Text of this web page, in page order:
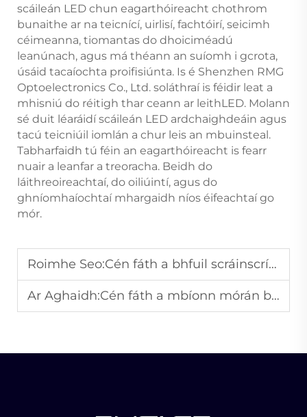
scáileán LED chun eagarthóireacht chothrom
bunaithe ar na teicnící, uirlisí, fachtóirí, seicimh
céimeanna, tiomantas do dhoiciméadú
leanúnach, agus má théann an suíomh i gcrota,
úsáid tacaíochta proifisiúnta. Is é Shenzhen RMG
Optoelectronics Co., Ltd. soláthraí is féidir leat a
mhisniú do réitigh thar ceann ar leithLED. Molann
sé duit léaráidí scáileán LED ardchaighdeáin agus
tacú teicniúil iomlán a chur leis an mbuinsteal.
Tabharfaidh tú féin an eagarthóireacht is fearr
nuair a leanfar a treoracha. Beidh do
láithreoireachtaí, do oiliúintí, agus do
ghníomhaíochtaí mhargaidh níos éifeachtaí go
mór.
Roimhe Seo:Cén fáth a bhfuil scráinscríobhneáin trasdhearcach LED á bhaint amach i ndécoráid teilgean?
Ar Aghaidh:Cén fáth a mbíonn mórán branda in annsú le scáileáin fógraíochta LED chun críochnú a dhéanamh ar phobal spéisithe?